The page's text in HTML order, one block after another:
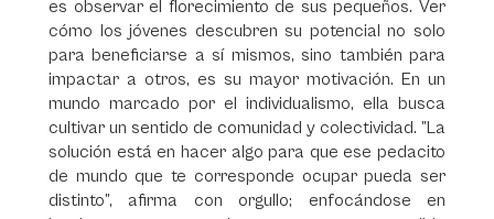
es observar el florecimiento de sus pequeños. Ver
cómo los jóvenes descubren su potencial no solo
para beneficiarse a sí mismos, sino también para
impactar a otros, es su mayor motivación. En un
mundo marcado por el individualismo, ella busca
cultivar un sentido de comunidad y colectividad. ”La
solución está en hacer algo para que ese pedacito
de mundo que te corresponde ocupar pueda ser
distinto”, afirma con orgullo; enfocándose en